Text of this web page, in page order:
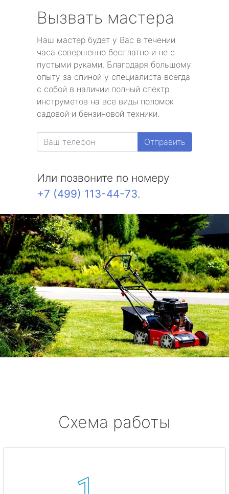
Вызвать мастера
Наш мастер будет у Вас в течении
часа совершенно бесплатно и не с
пустыми руками. Благодаря большому
опыту за спиной у специалиста всегда
с собой в наличии полный спектр
инструметов на все виды поломок
садовой и бензиновой техники.
Отправить
Или позвоните по номеру
+7 (499) 113-44-73.
Схема работы